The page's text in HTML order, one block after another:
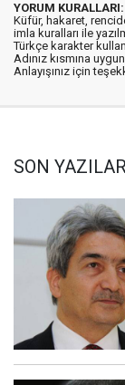
YORUM KURALLARI:
Küfür, hakaret,
imla kuralları ile
Türkçe karakter
Adınız kısmına
Anlayışınız için
SON